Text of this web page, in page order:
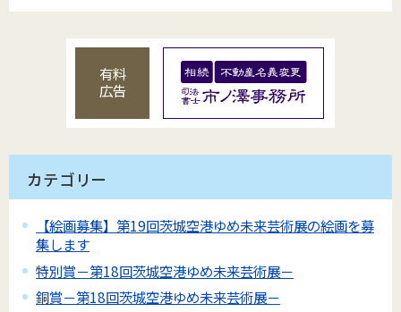
有料
広告
カテゴリー
【絵画募集】第19回茨城空港ゆめ未来芸術展の絵画を募
集します
特別賞－第18回茨城空港ゆめ未来芸術展－
銅賞－第18回茨城空港ゆめ未来芸術展－